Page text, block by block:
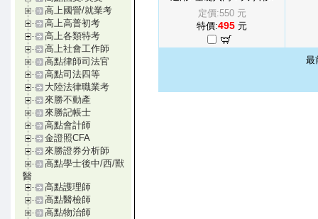
高上國營/就業考
高上高普初考
高上各類特考
高上社會工作師
高點律師司法官
高點司法四等
大陸法律職業考
來勝不動產
來勝記帳士
高點會計師
金證照CFA
來勝證券分析師
高點學士後中/西/獸
醫
高點護理師
高點醫檢師
高點物治師
定價:550 元
特價:495 元
最